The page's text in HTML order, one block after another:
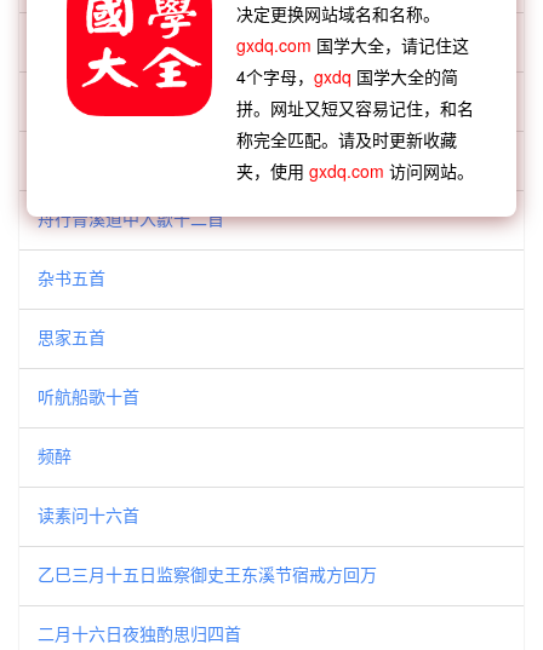
七十翁吟七言十绝
重阳吟五首
舟行青溪道中入歙十二首
杂书五首
思家五首
听航船歌十首
频醉
读素问十六首
乙巳三月十五日监察御史王东溪节宿戒方回万
二月十六日夜独酌思归四首
决定更换网站域名和名称。
gxdq.com 国学大全，请记住这
4个字母，gxdq 国学大全的简
拼。网址又短又容易记住，和名
称完全匹配。请及时更新收藏
夹，使用gxdq.com 访问网站。